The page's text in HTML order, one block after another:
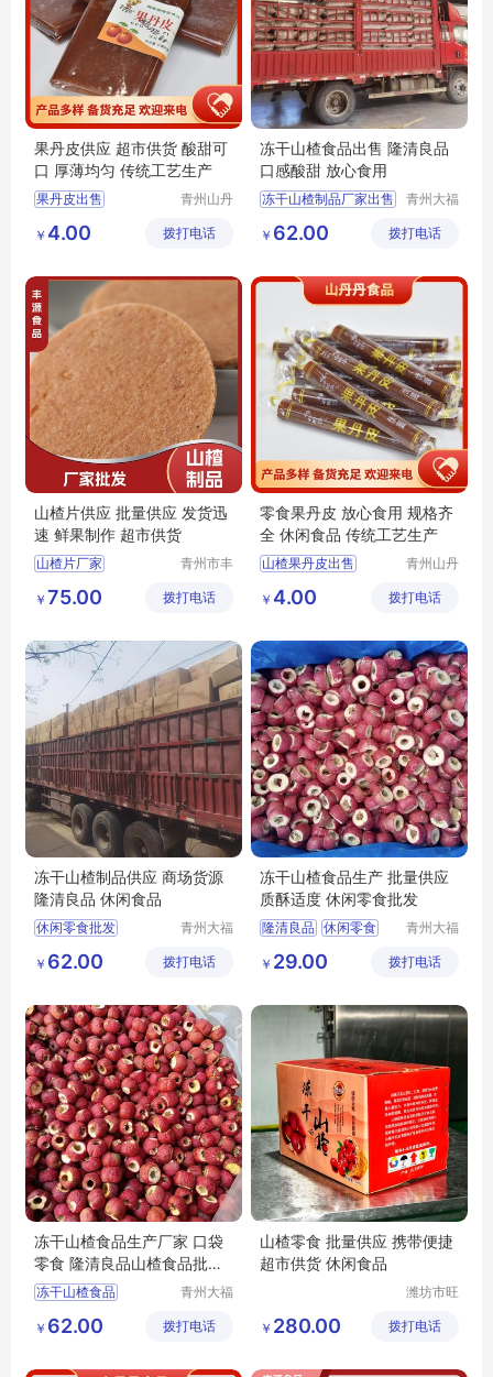
果丹皮供应 超市供货 酸甜可
口 厚薄均匀 传统工艺生产
果丹皮出售
果丹皮供应
山楂果丹皮厂家
青州山丹
限公司
￥ 4.00 拨打电话
冻干山楂食品出售 隆清良品
口感酸甜 放心食用
冻干山楂制品厂家出售
隆清良品山楂制品批发
冻干山楂食品生产
青州大福
展有限公
￥ 62.00 拨打电话
山楂片供应 批量供应 发货迅
速 鲜果制作 超市供货
山楂片厂家
丰源出售山楂片
批发山楂片
青州市丰
￥ 75.00 拨打电话
零食果丹皮 放心食用 规格齐
全 休闲食品 传统工艺生产
山楂果丹皮出售
山楂果丹皮
果丹皮厂家
青州山丹
限公司
￥ 4.00 拨打电话
冻干山楂制品供应 商场货源
隆清良品 休闲食品
休闲零食批发
隆清良品山楂食品批发
冻干山楂食品厂家供应
青州大福
展有限公
￥ 62.00 拨打电话
冻干山楂食品生产 批量供应
质酥适度 休闲零食批发
隆清良品 休闲零食
休闲食品批发
青州大福
展有限公
￥ 29.00 拨打电话
冻干山楂食品生产厂家 口袋
零食 隆清良品山楂食品批发
酸甜可口
冻干山楂食品
冻干山楂食品生产厂家
冻干山楂制品厂家出售
青州大福
展有限公
￥ 62.00 拨打电话
山楂零食 批量供应 携带便捷
超市供货 休闲食品
潍坊市旺
限公司
￥ 280.00 拨打电话